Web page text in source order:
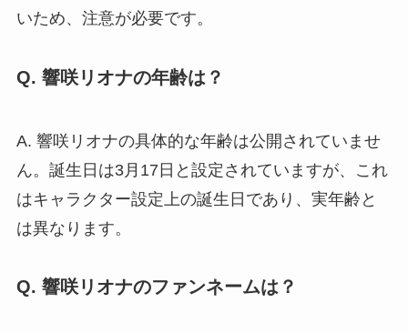
いため、注意が必要です。
Q. 響咲リオナの年齢は？
A. 響咲リオナの具体的な年齢は公開されていませ
ん。誕生日は3月17日と設定されていますが、これ
はキャラクター設定上の誕生日であり、実年齢と
は異なります。
Q. 響咲リオナのファンネームは？